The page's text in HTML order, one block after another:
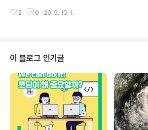
있습니다. 아무리 서양식 아파트와 주택에 살고 있어도 온
을 그린 지도입니다. A 학생은 마트를 크게 그린 것을 보니
나타내는 것 같습니다. B 학생이 그린 지도에서는 학교 주
변이 아파트로 빽빽하게 둘러싸여 있습니다. 이 학생은 학
교 건물 앞에 있는 계단이 잘 보이도록 지도를 그렸습니다.
학교 건물과 운동장 사이에 있는 계단은 이 학생이 친구들
과 함께 이야기하고 놀기도 하는 소중한 곳입니다. 친구들
과의 추억이 담긴..
2 0 2015. 10. 1.
이 블로그 인기글